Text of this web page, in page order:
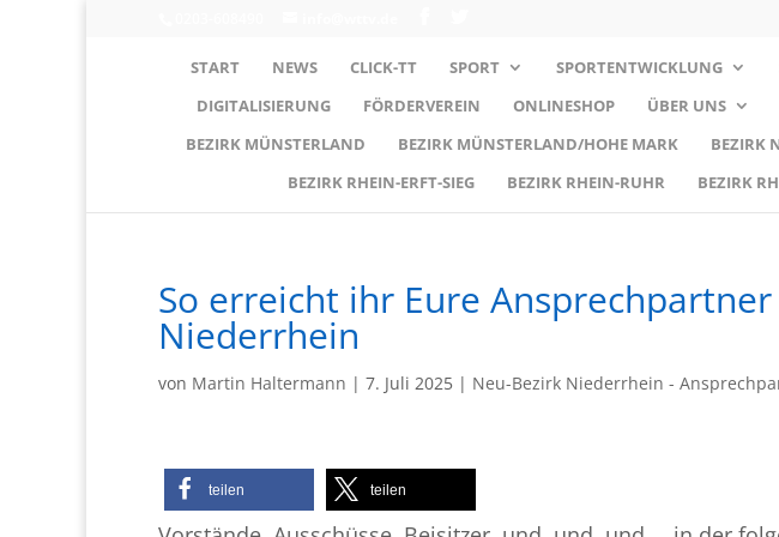
START NEWS CLICK-TT SPORT SPORTENTWICKLUNG
DIGITALISIERUNG
FÖRDERVEREIN ONLINESHOP ÜBER UNS
BEZIRK MÜNSTERLAND
BEZIRK MÜNSTERLAND/HOHE MARK BEZIRK
BEZIRK RHEIN-ERFT-SIEG
BEZIRK RHEIN-RUHR BEZIRK
So erreicht ihr Eure
Niederrhein
von Martin Haltermann | 7. Juli 2025 | Neu-Bezirk Niederrhein -
teilen teilen